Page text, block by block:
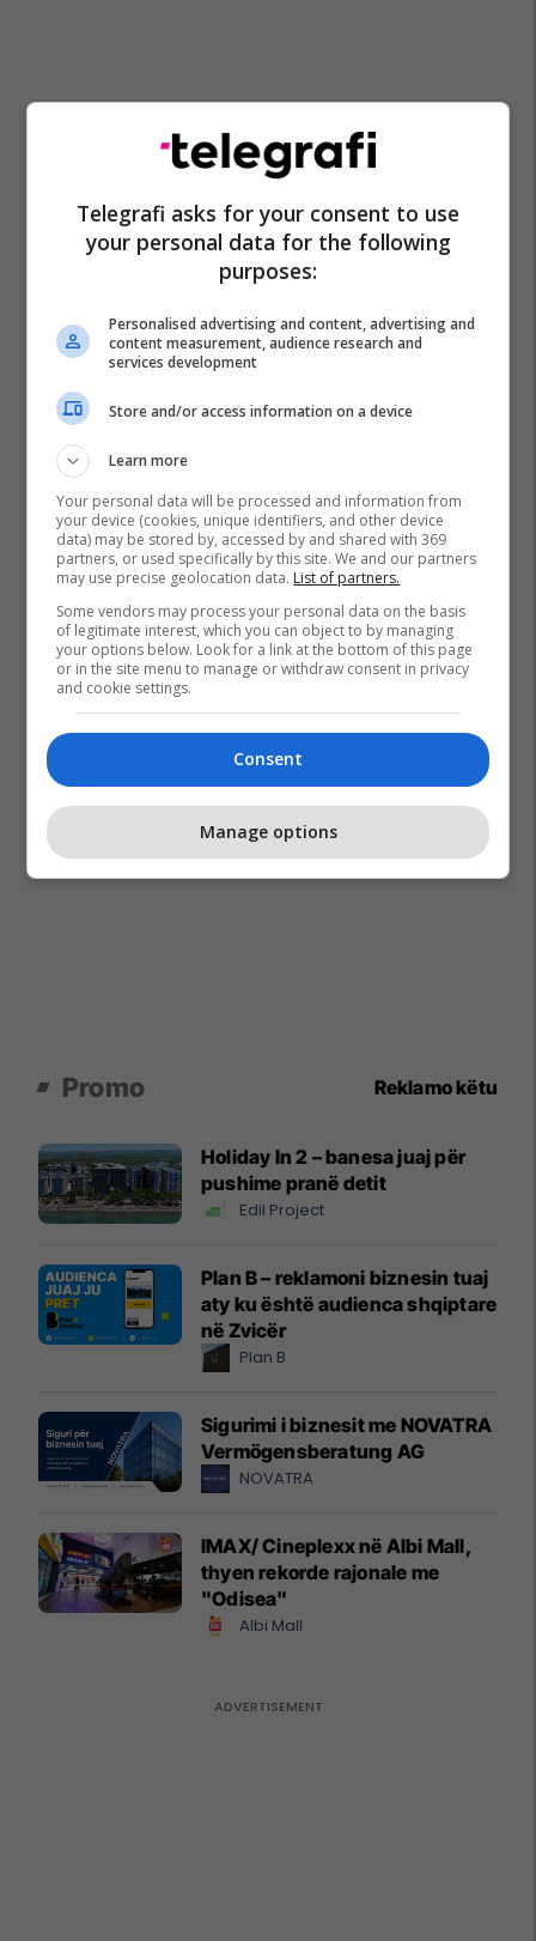
Izraeli Shba
Promo Reklamo këtu
Holiday In 2 – banesa juaj për
pushime pranë detit
Edil Project
Plan B – reklamoni biznesin tuaj
aty ku është audienca shqiptare
në Zvicër
Plan B
Sigurimi i biznesit me NOVATRA
Vermögensberatung AG
NOVATRA
IMAX/ Cineplexx në Albi Mall,
thyen rekorde rajonale me
"Odisea"
Albi Mall
Telegrafi asks for your consent to use
your personal data for the following
purposes:
Personalised advertising and content, advertising and
content measurement, audience research and
services development
Store and/or access information on a device
Learn more
Your personal data will be processed and information from
your device (cookies, unique identifiers, and other device
data) may be stored by, accessed by and shared with 369
partners, or used specifically by this site. We and our partners
may use precise geolocation data. List of partners.
Some vendors may process your personal data on the basis
of legitimate interest, which you can object to by managing
your options below. Look for a link at the bottom of this page
or in the site menu to manage or withdraw consent in privacy
and cookie settings.
Consent
Manage options